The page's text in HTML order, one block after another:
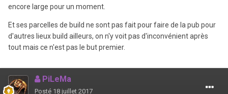
encore large pour un moment.
Et ses parcelles de build ne sont pas fait pour faire de la pub pour
d'autres lieux build ailleurs, on n'y voit pas d'inconvénient après
tout mais ce n'est pas le but premier.
PiLeMa
Posté 18 juillet 2017